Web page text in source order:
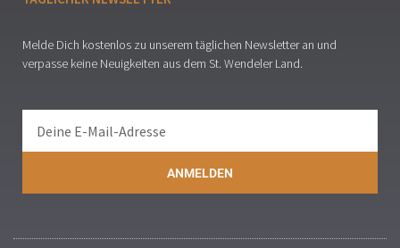
Melde Dich kostenlos zu unserem täglichen Newsletter an und
verpasse keine Neuigkeiten aus dem St. Wendeler Land.
ANMELDEN